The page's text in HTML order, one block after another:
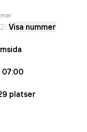
Visa nummer
07:00
platser